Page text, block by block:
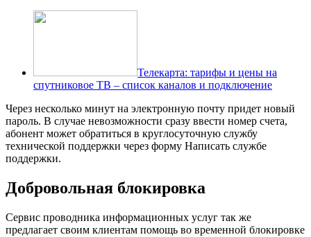
Телекарта: тарифы и цены на
спутниковое ТВ – список каналов и подключение
Через несколько минут на электронную почту придет новый
пароль. В случае невозможности сразу ввести номер счета,
абонент может обратиться в круглосуточную службу
технической поддержки через форму Написать службе
поддержки.
Добровольная блокировка
Сервис проводника информационных услуг так же
предлагает своим клиентам помощь во временной блокировке